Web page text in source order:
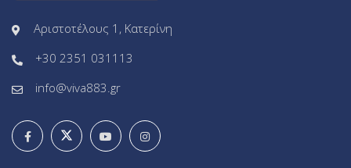
Αριστοτέλους 1, Κατερίνη
+30 2351 031113
info@viva883.gr